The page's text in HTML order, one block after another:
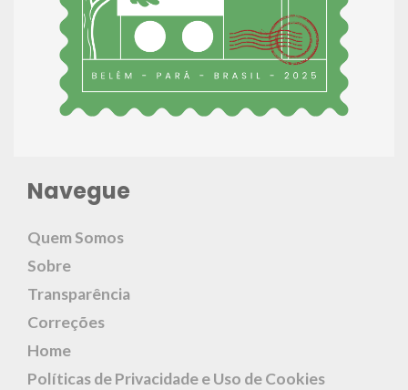
Navegue
Quem Somos
Sobre
Transparência
Correções
Home
Políticas de Privacidade e Uso de Cookies